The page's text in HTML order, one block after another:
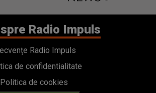
Radio Impuls
Radio Impuls
de confidentialitate
Politica de cookies